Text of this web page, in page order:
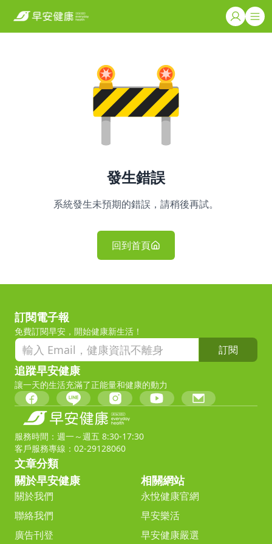
發生錯誤
系統發生未預期的錯誤，請稍後再試。
回到首頁
訂閱電子報
免費訂閱早安，開始健康新生活！
訂閱
追蹤早安健康
讓一天的生活充滿了正能量和健康的動力
服務時間：週一～週五 8:30-17:30
客戶服務專線：02-29128060
文章分類
關於早安健康
關於我們
聯絡我們
廣告刊登
相關網站
永悅健康官網
早安樂活
早安健康嚴選